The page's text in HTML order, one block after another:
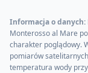
Informacja o danych:
Monterosso al Mare
charakter poglądowy.
pomiarów
temperatura wody